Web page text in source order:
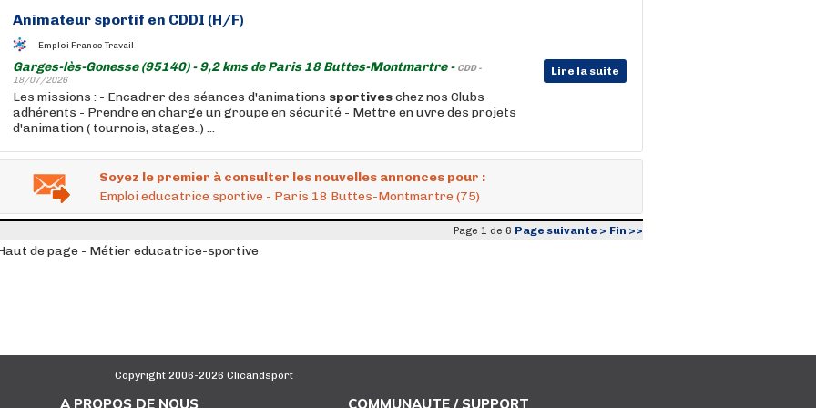
Animateur sportif en CDDI (H/F)
Emploi France Travail
Garges-lès-Gonesse (95140) - 9,2 kms de Paris 18 Buttes-Montmartre - CDD -
18/07/2026
Lire la suite
Les missions : - Encadrer des séances d'animations sportiveschez nos Clubs
adhérents - Prendre en charge un groupe en sécurité - Mettre en uvre des projets
d'animation ( tournois, stages..) ...
Soyez le premier à consulter les nouvelles annonces pour :
Emploi educatrice sportive - Paris 18 Buttes-Montmartre (75)
Page 1 de 6 Page suivante > Fin >>
de page - Métier educatrice-sportive
Copyright 2006-2026 Clicandsport
A PROPOS DE NOUS COMMUNAUTE / SUPPORT